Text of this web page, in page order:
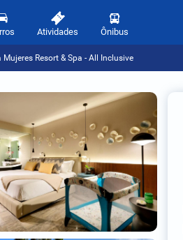
Atividades Ônibus
Resort & Spa - All Inclusive